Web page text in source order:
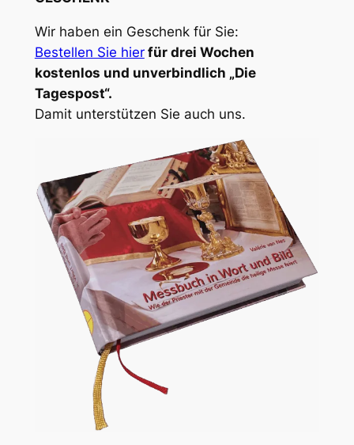
Wir haben ein Geschenk für Sie:
Bestellen Sie hier für drei Wochen
kostenlos und unverbindlich „Die
Tagespost“.
Damit unterstützen Sie auch uns.